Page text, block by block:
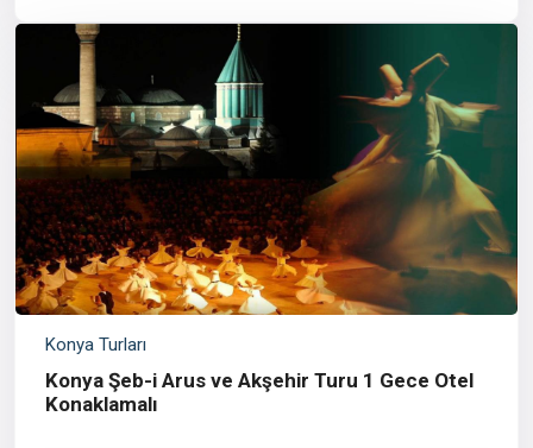
Konya Turları
Konya Şeb-i Arus ve Akşehir Turu 1 Gece Otel
Konaklamalı